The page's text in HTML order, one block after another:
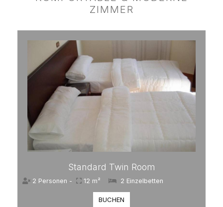
ZIMMER
Standard Twin Room
2 Personen - 12 m² 2 Einzelbetten
BUCHEN